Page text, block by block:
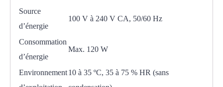
Source
d’énergie
100 V à 240 V CA, 50/60 Hz
Consommation
d’énergie
Max. 120 W
Environnement10 à 35 ºC, 35 à 75 % HR (sans